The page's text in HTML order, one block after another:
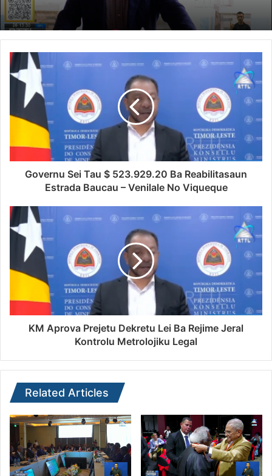
Governu Sei Tau $ 523.929.20 Ba Reabilitasaun
Estrada Baucau – Venilale No Viqueque
KM Aprova Prejetu Dekretu Lei Ba Rejime Jeral
Kontrolu Metrolojiku Legal
Related Articles